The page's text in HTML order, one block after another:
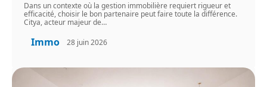
Dans un contexte où la gestion immobilière requiert rigueur et
efficacité, choisir le bon partenaire peut faire toute la différence.
Citya, acteur majeur de…
Immo 28 juin 2026